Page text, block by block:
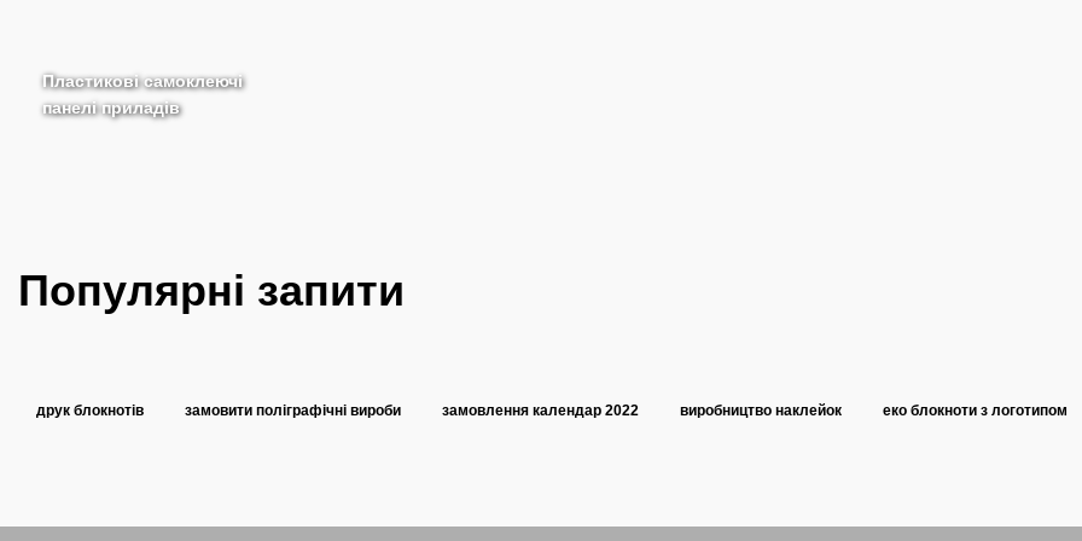
Пластикові самоклеючі
панелі приладів
Популярні запити
друк блокнотів замовити поліграфічні вироби замовлення календар 2022 виробництво наклейок еко блокноти з логотипом